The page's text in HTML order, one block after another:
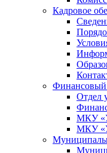
Кадровое
Финансовый
Отдел
МКУ
МКУ